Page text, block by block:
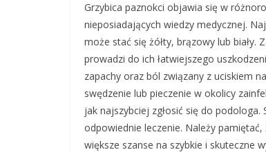
Grzybica paznokci objawia się w
nieposiadających wiedzy medycznej.
może stać się żółty, brązowy lub biały.
prowadzi do ich łatwiejszego
zapachy oraz ból związany z uciskiem
swędzenie lub pieczenie w okolicy
jak najszybciej zgłosić się do
odpowiednie leczenie. Należy
większe szanse na szybkie i skuteczne